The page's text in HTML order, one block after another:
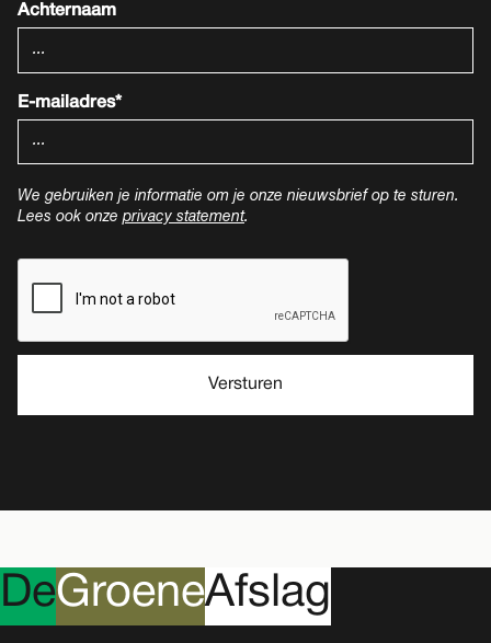
Achternaam
E-mailadres*
We gebruiken je informatie om je onze nieuwsbrief op te sturen.
Lees ook onze privacy statement.
DeGroeneAfslag